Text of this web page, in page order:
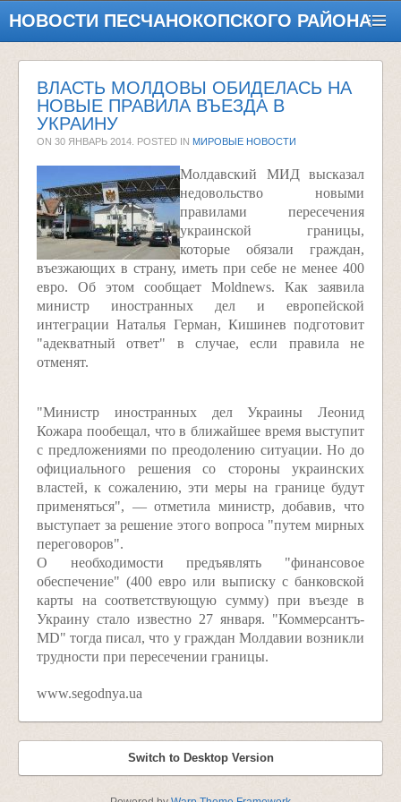
НОВОСТИ ПЕСЧАНОКОПСКОГО РАЙОНА
ВЛАСТЬ МОЛДОВЫ ОБИДЕЛАСЬ НА
НОВЫЕ ПРАВИЛА ВЪЕЗДА В
УКРАИНУ
ON 30 ЯНВАРЬ 2014 . POSTED IN МИРОВЫЕ НОВОСТИ
Молдавский МИД высказал
недовольство новыми
правилами пересечения
украинской границы,
которые обязали граждан,
въезжающих в страну, иметь при себе не менее 400
евро. Об этом сообщает Moldnews. Как заявила
министр иностранных дел и европейской
интеграции Наталья Герман, Кишинев подготовит
"адекватный ответ" в случае, если правила не
отменят.
"Министр иностранных дел Украины Леонид
Кожара пообещал, что в ближайшее время выступит
с предложениями по преодолению ситуации. Но до
официального решения со стороны украинских
властей, к сожалению, эти меры на границе будут
применяться", — отметила министр, добавив, что
выступает за решение этого вопроса "путем мирных
переговоров".
О необходимости предъявлять "финансовое
обеспечение" (400 евро или выписку с банковской
карты на соответствующую сумму) при въезде в
Украину стало известно 27 января. "Коммерсантъ-
MD" тогда писал, что у граждан Молдавии возникли
трудности при пересечении границы.
www.segodnya.ua
Switch to Desktop Version